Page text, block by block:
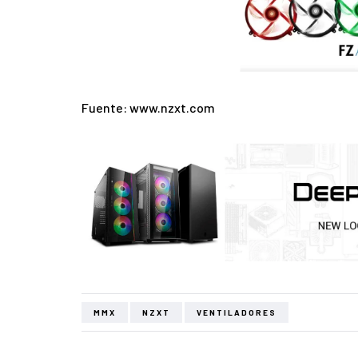
Fuente: www.nzxt.com
MMX NZXT VENTILADORES